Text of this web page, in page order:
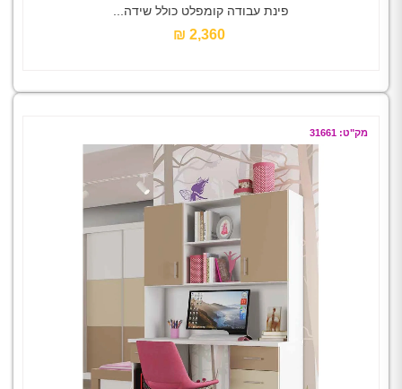
פינת עבודה קומפלט כולל שידה...
2,360 ₪‎
מק"ט: 31661